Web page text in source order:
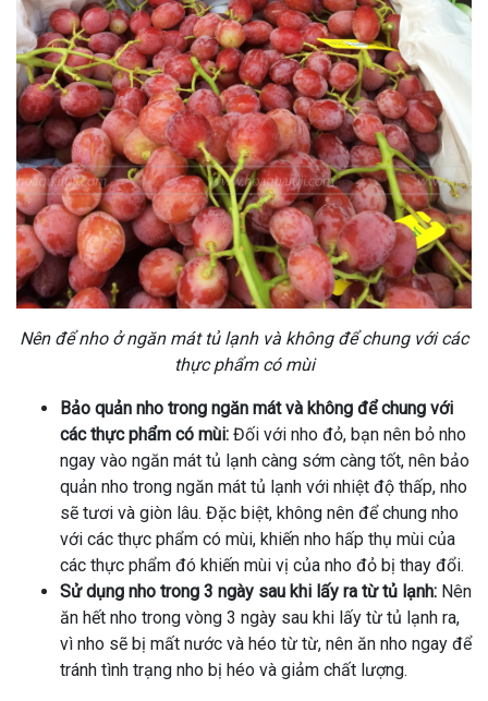
Nên để nho ở ngăn mát tủ lạnh và không để chung với các
thực phẩm có mùi
Bảo quản nho trong ngăn mát và không để chung với
các thực phẩm có mùi: Đối với nho đỏ, bạn nên bỏ nho
ngay vào ngăn mát tủ lạnh càng sớm càng tốt, nên bảo
quản nho trong ngăn mát tủ lạnh với nhiệt độ thấp, nho
sẽ tươi và giòn lâu. Đặc biệt, không nên để chung nho
với các thực phẩm có mùi, khiến nho hấp thụ mùi của
các thực phẩm đó khiến mùi vị của nho đỏ bị thay đổi.
Sử dụng nho trong 3 ngày sau khi lấy ra từ tủ lạnh: Nên
ăn hết nho trong vòng 3 ngày sau khi lấy từ tủ lạnh ra,
vì nho sẽ bị mất nước và héo từ từ, nên ăn nho ngay để
tránh tình trạng nho bị héo và giảm chất lượng.